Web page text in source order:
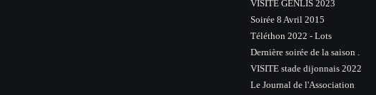
VISITE GENLIS 2023
Soirée 8 Avril 2015
Téléthon 2022 - Lots
Dernière soirée de la saison .
VISITE stade dijonnais 2022
Le Journal de l'Association